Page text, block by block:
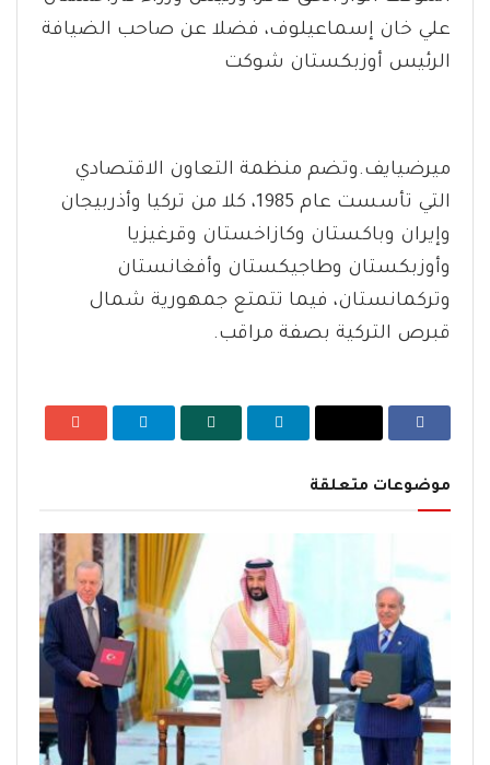
علي خان إسماعيلوف، فضلا عن صاحب الضيافة
الرئيس أوزبكستان شوكت
ميرضيايف.وتضم منظمة التعاون الاقتصادي
التي تأسست عام 1985، كلا من تركيا وأذربيجان
وإيران وباكستان وكازاخستان وقرغيزيا
وأوزبكستان وطاجيكستان وأفغانستان
وتركمانستان، فيما تتمتع جمهورية شمال
قبرص التركية بصفة مراقب.
موضوعات متعلقة